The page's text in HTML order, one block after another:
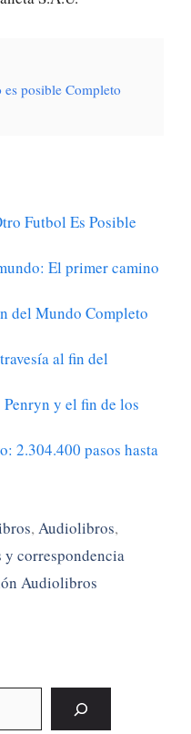
posible Completo
Futbol Es Posible
El primer camino
del Mundo Completo
al fin del
y el fin de los
2.304.400 pasos hasta
,Audiolibros,
y correspondencia
Audiolibros